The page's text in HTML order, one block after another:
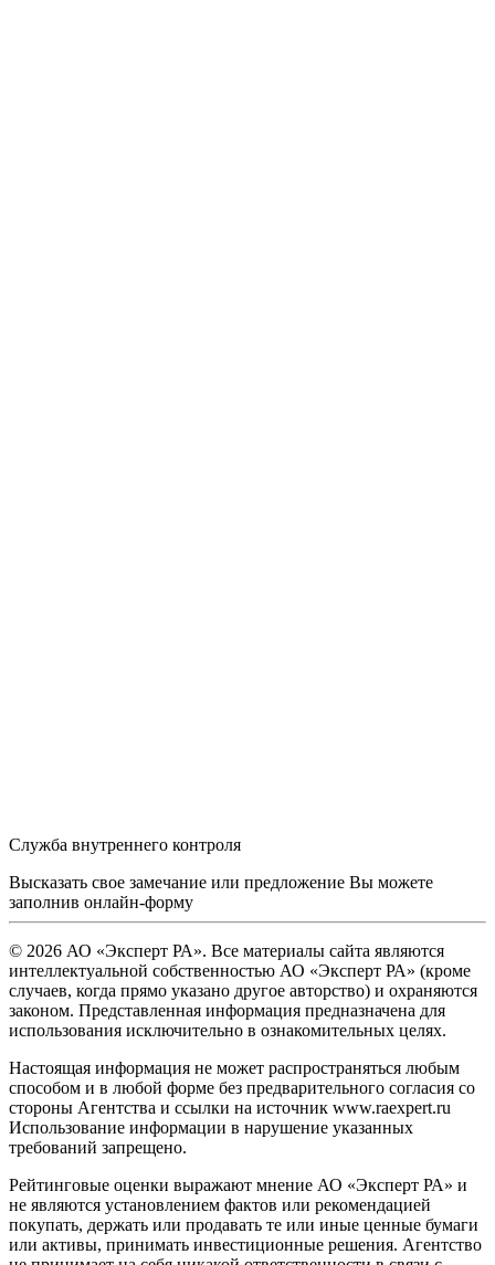
Служба внутреннего контроля
Высказать свое замечание или предложение Вы можете
заполнив онлайн-форму
© 2026 АО «Эксперт РА». Все материалы сайта являются
интеллектуальной собственностью АО «Эксперт РА» (кроме
случаев, когда прямо указано другое авторство) и охраняются
законом. Представленная информация предназначена для
использования исключительно в ознакомительных целях.
Настоящая информация не может распространяться любым
способом и в любой форме без предварительного согласия со
стороны Агентства и ссылки на источник www.raexpert.ru
Использование информации в нарушение указанных
требований запрещено.
Рейтинговые оценки выражают мнение АО «Эксперт РА» и
не являются установлением фактов или рекомендацией
покупать, держать или продавать те или иные ценные бумаги
или активы, принимать инвестиционные решения. Агентство